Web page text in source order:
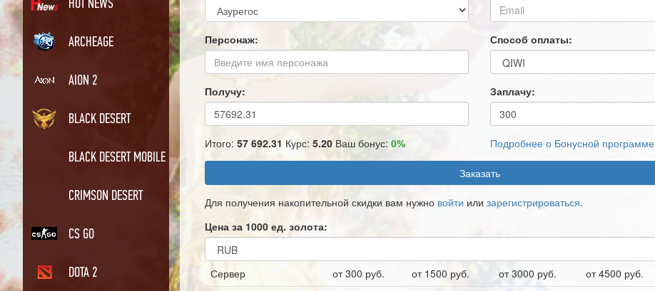
HOT NEWS
ARCHEAGE
AION 2
BLACK DESERT
BLACK DESERT MOBILE
CRIMSON DESERT
CS GO
DOTA 2
Персонаж:
Получу:
Способ оплаты:
Заплачу:
Итого: 57 692.31 Курс: 5.20 Ваш бонус: 0% Подробнее о Бонусной программе
Заказать
Для получения накопительной скидки вам нужно войти или зарегистрироваться.
Цена за 1000 ед. золота:
Сервер от 300 руб. от 1500 руб. от 3000 руб. от 4500 руб.